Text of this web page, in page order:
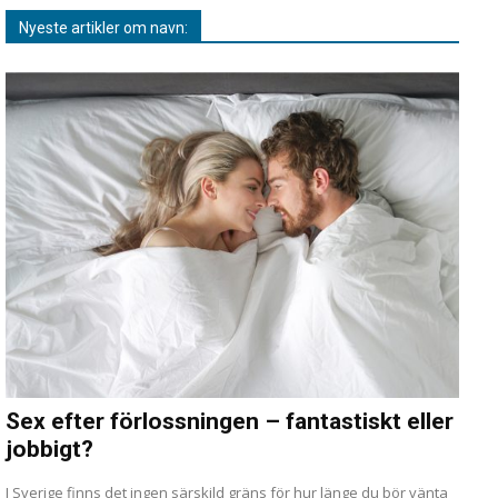
Nyeste artikler om navn:
Sex efter förlossningen – fantastiskt eller
jobbigt?
I Sverige finns det ingen särskild gräns för hur länge du bör vänta